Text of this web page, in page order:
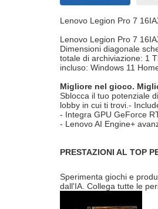
Lenovo Legion Pro 7
Lenovo Legion Pro 7
Dimensioni diagonale
totale di archiviazione: 1
incluso: Windows 11
Migliore nel gioco.
Sblocca il tuo potenziale
lobby in cui ti trovi.-
- Integra GPU GeForce
- Lenovo AI Engine+
PRESTAZIONI AL TOP
Sperimenta giochi e
dall'IA. Collega tutte le